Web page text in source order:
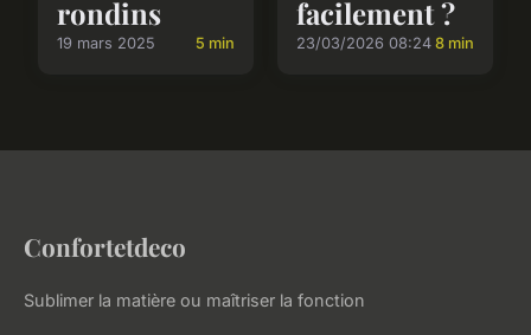
rondins
19 mars 2025 5 min
facilement ?
23/03/2026 08:24 8 min
Confortetdeco
Sublimer la matière ou maîtriser la fonction